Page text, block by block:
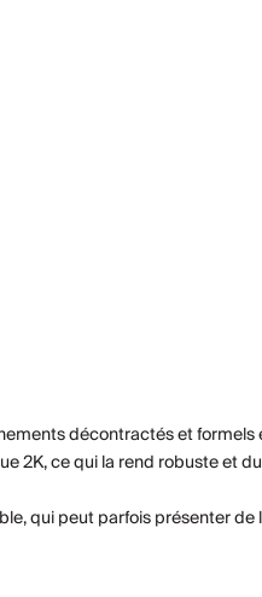
décontractés et formels
2K, ce qui la rend robuste et
qui peut parfois présenter